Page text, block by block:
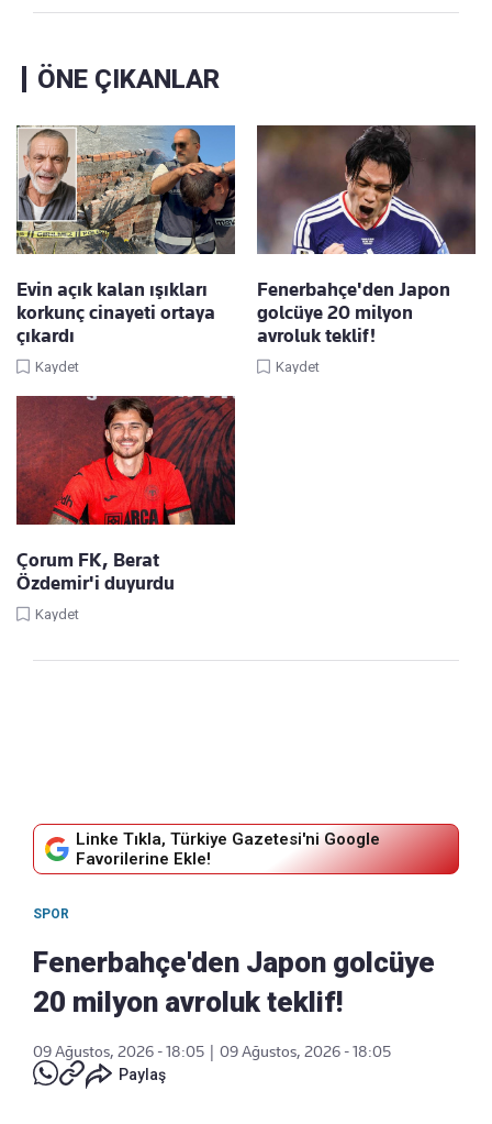
ÖNE ÇIKANLAR
Evin açık kalan ışıkları
korkunç cinayeti ortaya
çıkardı
Kaydet
Fenerbahçe'den Japon
golcüye 20 milyon
avroluk teklif!
Kaydet
Çorum FK, Berat
Özdemir'i duyurdu
Kaydet
Linke Tıkla, Türkiye Gazetesi'ni Google
Favorilerine Ekle!
SPOR
Fenerbahçe'den Japon golcüye
20 milyon avroluk teklif!
09 Ağustos, 2026 - 18:05
09 Ağustos, 2026 - 18:05
Paylaş